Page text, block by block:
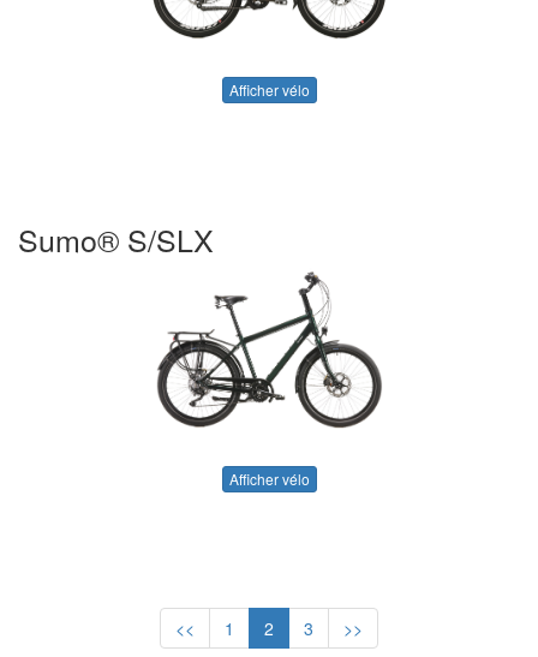
Afficher vélo
Sumo® S/SLX
Afficher vélo
<< 1 2 3 >>